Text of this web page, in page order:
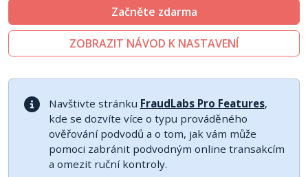
ThirtyBees
Shopware
Sylius
Začněte zdarma
ZOBRAZIT NÁVOD K NASTAVENÍ
Navštivte stránku FraudLabs Pro Features,
kde se dozvíte více o typu prováděného
ověřování podvodů a o tom, jak vám může
pomoci zabránit podvodným online transakcím
a omezit ruční kontroly.